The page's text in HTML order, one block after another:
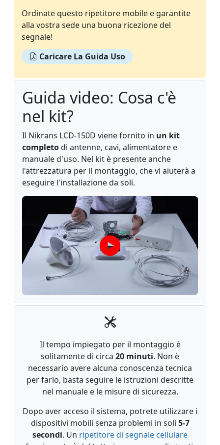
Ordinate questo ripetitore mobile e garantite
alla vostra sede una buona ricezione del
segnale!
Caricare La Guida Uso
Guida video: Cosa c'è
nel kit?
Il Nikrans LCD-150D viene fornito in un kit
completodi antenne, cavi, alimentatore e
manuale d'uso. Nel kit è presente anche
l'attrezzatura per il montaggio, che vi aiuterà a
eseguire l'installazione da soli.
Il tempo impiegato per il montaggio è
solitamente di circa 20 minuti. Non è
necessario avere alcuna conoscenza tecnica
per farlo, basta seguire le istruzioni descritte
nel manuale e le misure di sicurezza.
Dopo aver acceso il sistema, potrete utilizzare i
dispositivi mobili senza problemi in soli 5-7
secondi. Un ripetitore di segnale cellulare